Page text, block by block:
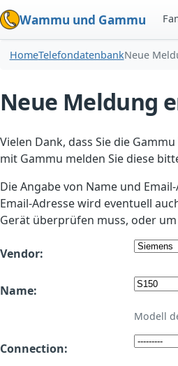
Wammu und Gammu
HomeTelefondatenbankNeue
Neue Meldung
Vielen Dank, dass Sie die
mit Gammu melden Sie diese
Die Angabe von Name und
Email-Adresse wird eventuell
Gerät überprüfen muss, oder
Vendor:
Name:
Modell
Connection: